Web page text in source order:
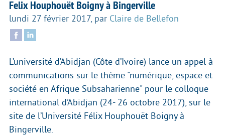
Felix Houphouët Boigny à Bingerville
lundi 27 février 2017, par Claire de Bellefon
L’université d’Abidjan (Côte d’Ivoire) lance un appel à
communications sur le thème "numérique, espace et
société en Afrique Subsaharienne" pour le colloque
international d’Abidjan (24- 26 octobre 2017), sur le
site de l’Université Félix Houphouët Boigny à
Bingerville.